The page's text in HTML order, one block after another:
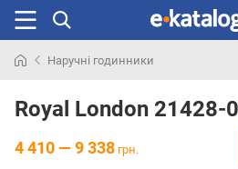
раніше
Наручні годинники
Royal London 21428-
4 410 — 9 338 грн.